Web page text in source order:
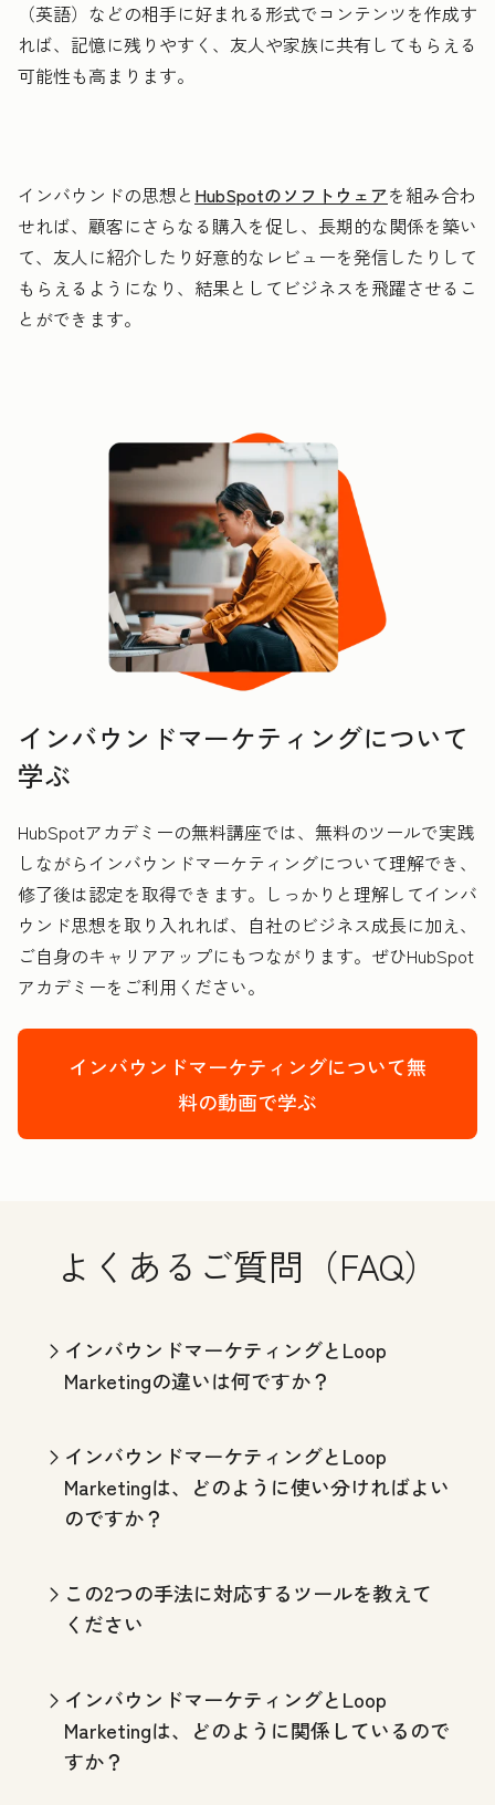
（英語）などの相手に好まれる形式でコンテンツを作成す
れば、記憶に残りやすく、友人や家族に共有してもらえる
可能性も高まります。
インバウンドの思想と HubSpotのソフトウェアを組み合わ
せれば、顧客にさらなる購入を促し、長期的な関係を築い
て、友人に紹介したり好意的なレビューを発信したりして
もらえるようになり、結果としてビジネスを飛躍させるこ
とができます。
インバウンドマーケティングについて
学ぶ
HubSpotアカデミーの無料講座では、無料のツールで実践
しながらインバウンドマーケティングについて理解でき、
修了後は認定を取得できます。しっかりと理解してインバ
ウンド思想を取り入れれば、自社のビジネス成長に加え、
ご自身のキャリアアップにもつながります。ぜひHubSpot
アカデミーをご利用ください。
インバウンドマーケティングについて無
料の動画で学ぶ
よくあるご質問（FAQ）
インバウンドマーケティングとLoop
Marketingの違いは何ですか？
インバウンドマーケティングとLoop
Marketingは、どのように使い分ければよい
のですか？
この2つの手法に対応するツールを教えて
ください
インバウンドマーケティングとLoop
Marketingは、どのように関係しているので
すか？